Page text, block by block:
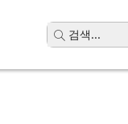
검색...